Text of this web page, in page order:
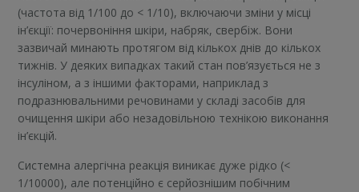
(частота від 1/100 до < 1/10), включаючи зміни у місці
ін’єкції: почервоніння шкіри, набряк, свербіж. Вони
зазвичай минають протягом від кількох днів до кількох
тижнів. У деяких випадках такий стан пов’язується не з
інсуліном, а з іншими факторами, наприклад з
подразнювальними речовинами у складі засобів для
очищення шкіри або незадовільною технікою виконання
ін’єкцій.
Системна алергічна реакція виникає дуже рідко (<
1/10000), але потенційно є серйознішим побічним